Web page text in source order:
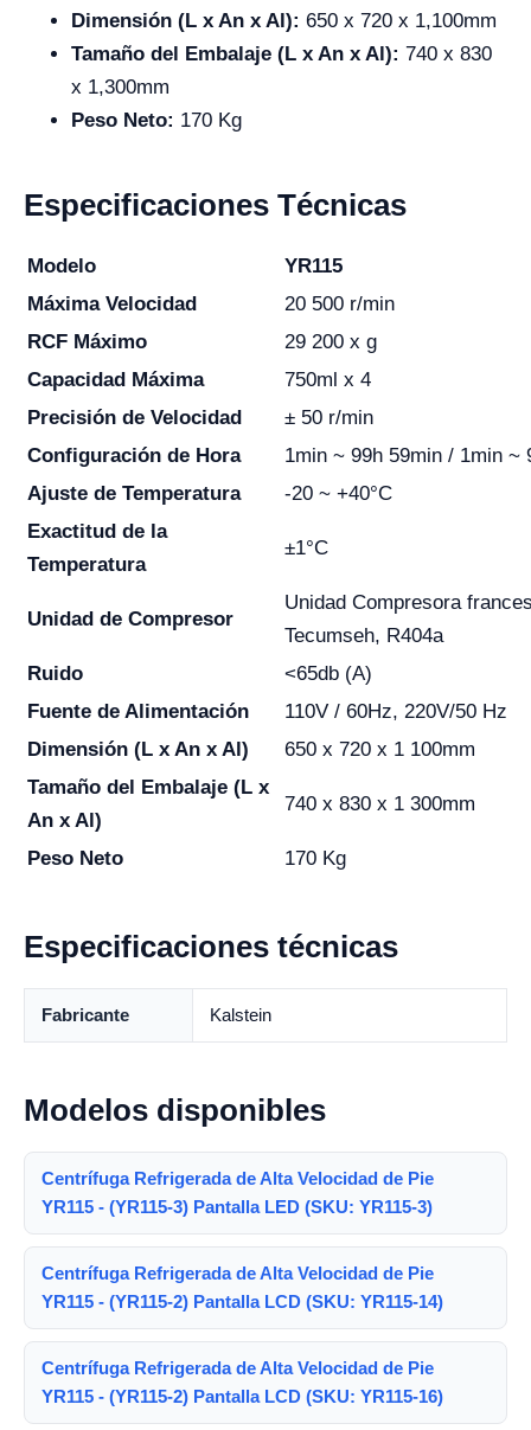
Dimensión (L x An x Al): 650 x 720 x 1,100mm
Tamaño del Embalaje (L x An x Al): 740 x 830
x 1,300mm
Peso Neto: 170 Kg
Especificaciones Técnicas
Modelo
YR115
Máxima Velocidad
20 500 r/min
RCF Máximo
29 200 x g
Capacidad Máxima
750ml x 4
Precisión de Velocidad
± 50 r/min
Configuración de Hora
1min ~ 99h 59min / 1min ~
Ajuste de Temperatura
-20 ~ +40°C
Exactitud de la
Temperatura
±1°C
Unidad de Compresor
Unidad Compresora
Tecumseh, R404a
Ruido
<65db (A)
Fuente de Alimentación
110V / 60Hz, 220V/50 Hz
Dimensión (L x An x Al)
650 x 720 x 1 100mm
Tamaño del Embalaje (L x
An x Al)
740 x 830 x 1 300mm
Peso Neto 170 Kg
Especificaciones técnicas
Fabricante Kalstein
Modelos disponibles
Centrífuga Refrigerada de Alta Velocidad de Pie
YR115 - (YR115-3) Pantalla LED (SKU: YR115-3)
Centrífuga Refrigerada de Alta Velocidad de Pie
YR115 - (YR115-2) Pantalla LCD (SKU: YR115-14)
Centrífuga Refrigerada de Alta Velocidad de Pie
YR115 - (YR115-2) Pantalla LCD (SKU: YR115-16)